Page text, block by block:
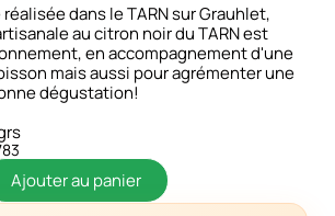
dans le TARN sur Grauhlet,
au citron noir du TARN est
en accompagnement d'une
mais aussi pour agrémenter une
dégustation!
Ajouter au panier